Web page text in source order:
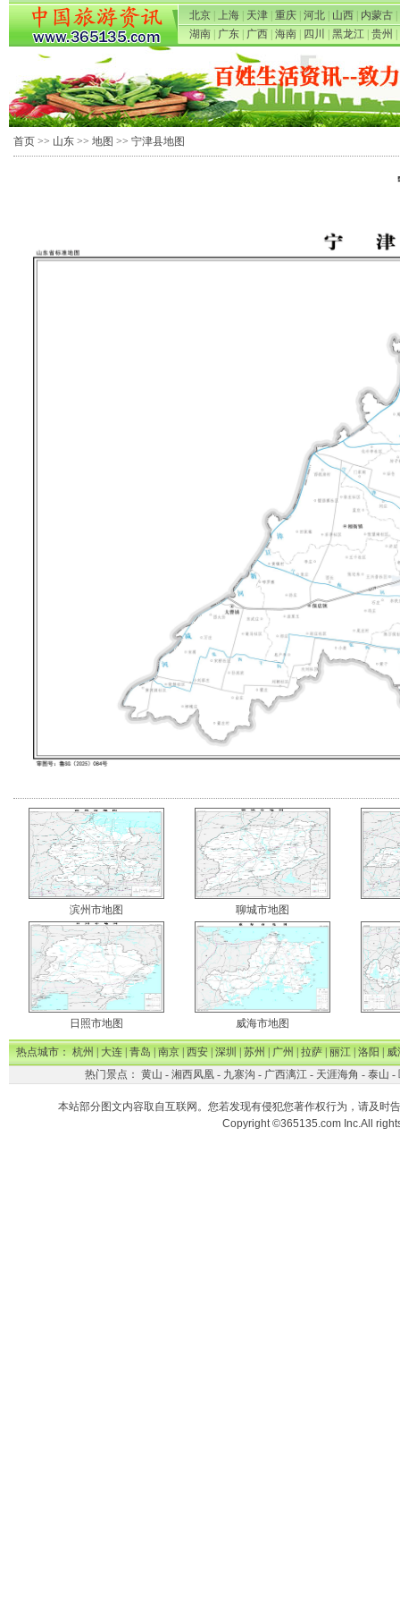
北京 上海 天津 重庆 河北 山西 内蒙古
湖南
广东 广西 海南 四川 黑龙江 贵州
首页 >> 山东 >> 地图 >> 宁津县地图
滨州市地图 聊城市地图
日照市地图 威海市地图
热点城市：杭州|大连|青岛|南京|西安|深圳|苏州|广州|拉萨|丽江|洛阳|威
热门景点： 黄山 - 湘西凤凰- 九寨沟 - 广西漓江- 天涯海角 - 泰山 -
本站部分图文内容取自互联网。您若发现有侵犯您著作权行为，请及时
Copyright ©365135.com Inc.All